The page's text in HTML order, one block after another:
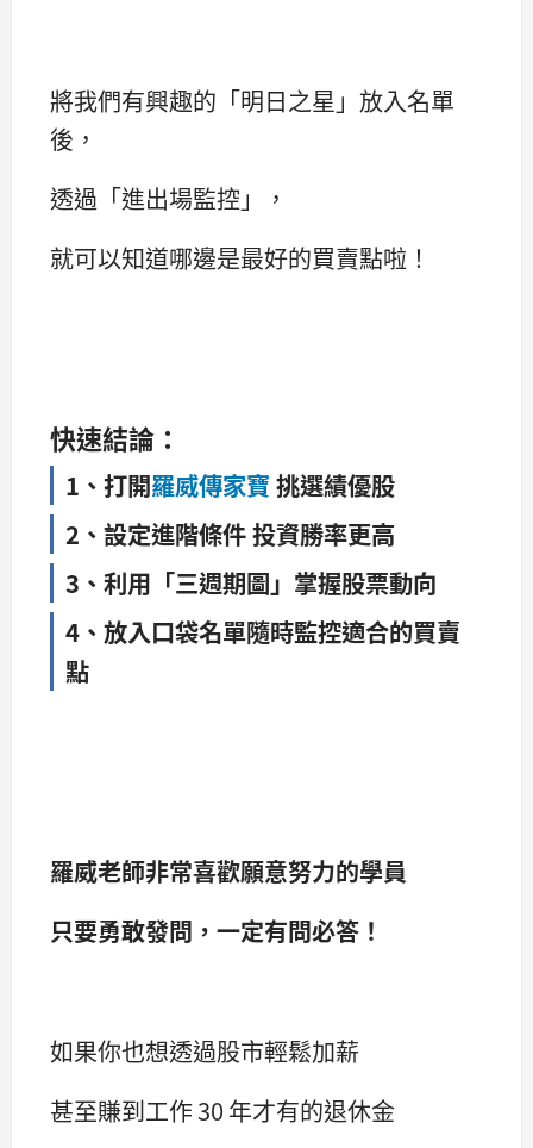
將我們有興趣的「明日之星」放入名單
後，
透過「進出場監控」，
就可以知道哪邊是最好的買賣點啦！
快速結論：
1、打開羅威傳家寶 挑選績優股
2、設定進階條件 投資勝率更高
3、利用「三週期圖」掌握股票動向
4、放入口袋名單隨時監控適合的買賣
點
羅威老師非常喜歡願意努力的學員
只要勇敢發問，一定有問必答！
如果你也想透過股市輕鬆加薪
甚至賺到工作 30 年才有的退休金